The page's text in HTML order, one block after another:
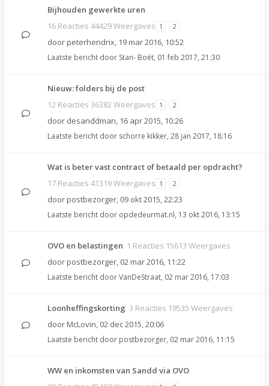
Bijhouden gewerkte uren
16 Reacties 44429 Weergaves 1 2
door peterhendrix, 19 mar 2016, 10:52
Laatste bericht door Stan- Boét, 01 feb 2017, 21:30
Nieuw: folders bij de post
12 Reacties 36382 Weergaves 1 2
door desanddman, 16 apr 2015, 10:26
Laatste bericht door schorre kikker, 28 jan 2017, 18:16
Wat is beter vast contract of betaald per opdracht?
17 Reacties 41319 Weergaves 1 2
door postbezorger, 09 okt 2015, 22:23
Laatste bericht door opdedeurmat.nl, 13 okt 2016, 13:15
OVO en belastingen 1 Reacties 15613 Weergaves
door postbezorger, 02 mar 2016, 11:22
Laatste bericht doorVanDeStraat, 02 mar 2016, 17:03
Loonheffingskorting 3 Reacties 19535 Weergaves
door McLovin, 02 dec 2015, 20:06
Laatste bericht door postbezorger, 02 mar 2016, 11:15
WW en inkomsten van Sandd via OVO